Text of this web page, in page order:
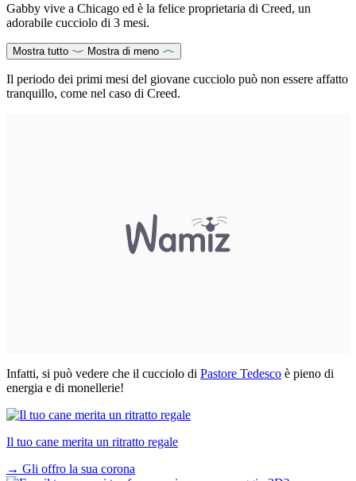
Gabby vive a Chicago ed è la felice proprietaria di Creed, un
adorabile cucciolo di 3 mesi.
Mostra tutto Mostra di meno
Il periodo dei primi mesi del giovane cucciolo può non essere affatto
tranquillo, come nel caso di Creed.
Infatti, si può vedere che il cucciolo di Pastore Tedesco è pieno di
energia e di monellerie!
Il tuo cane merita un ritratto regale
→ Gli offro la sua corona